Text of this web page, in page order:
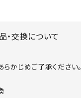
・交換について
らかじめご了承ください。